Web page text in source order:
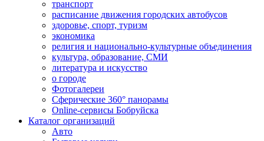
транспорт
расписание движения городских автобусов
здоровье, спорт, туризм
экономика
религия и национально-культурные объединения
культура, образование, СМИ
литература и искусство
о городе
Фотогалереи
Сферические 360° панорамы
Online-сервисы Бобруйска
Каталог организаций
Авто